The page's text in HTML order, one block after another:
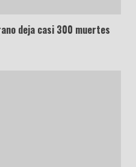
deja casi 300 muertes